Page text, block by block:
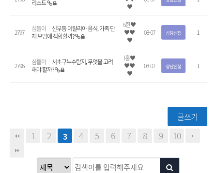
리스트
♥
2797 심돌이
신부동 이탈리아 음식, 가족 단
체 모임에 적합할까?
6한♥
♥♥
♥
08-07 상담신청 1
2796 심돌이
서초구누수탐지, 무엇을 고려
해야 할까?
l홍♥
♥♥
♥
08-07 상담신청 1
글쓰기
1 2 3 4 5 6 7 8 9 10